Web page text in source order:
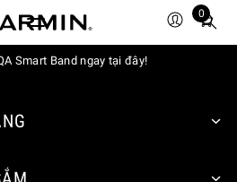
0
Total
items
Smart Band ngay tại đây!